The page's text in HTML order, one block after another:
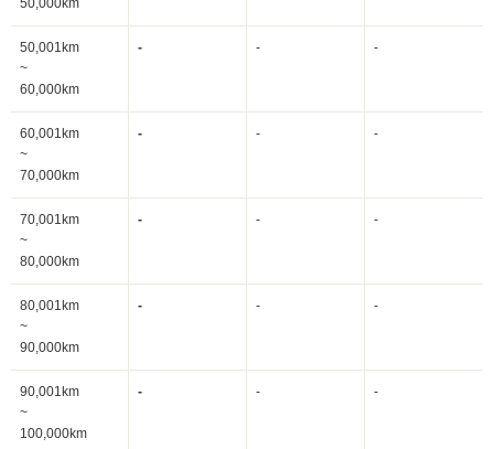
50,000km
50,001km
~
60,000km
- - -
60,001km
~
70,000km
- - -
70,001km
~
80,000km
- - -
80,001km
~
90,000km
- - -
90,001km
~
100,000km
- - -